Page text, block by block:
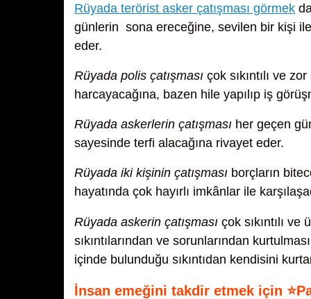
Rüyada terörist asker çatışması görmek
günlerin sona ereceğine, sevilen bir kişi
eder.
Rüyada polis çatışması çok sıkıntılı ve
harcayacağına, bazen hile yapılıp iş
Rüyada askerlerin çatışması her geçen
sayesinde terfi alacağına rivayet eder.
Rüyada iki kişinin çatışması borçların
hayatında çok hayırlı imkânlar ile
Rüyada askerin çatışması çok sıkıntılı
sıkıntılarından ve sorunlarından
içinde bulunduğu sıkıntıdan kendisini
İnsan emeğini takdir etmek için